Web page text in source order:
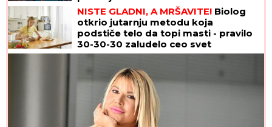
komentari samo pljušte (VIDEO)
NISTE GLADNI, A MRŠAVITE! Biolog
otkrio jutarnju metodu koja
podstiče telo da topi masti - pravilo
30-30-30 zaludelo ceo svet